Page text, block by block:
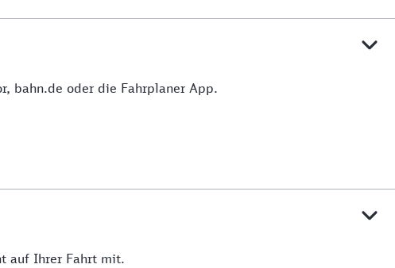
bahn.de oder die Fahrplaner App.
auf Ihrer Fahrt mit.